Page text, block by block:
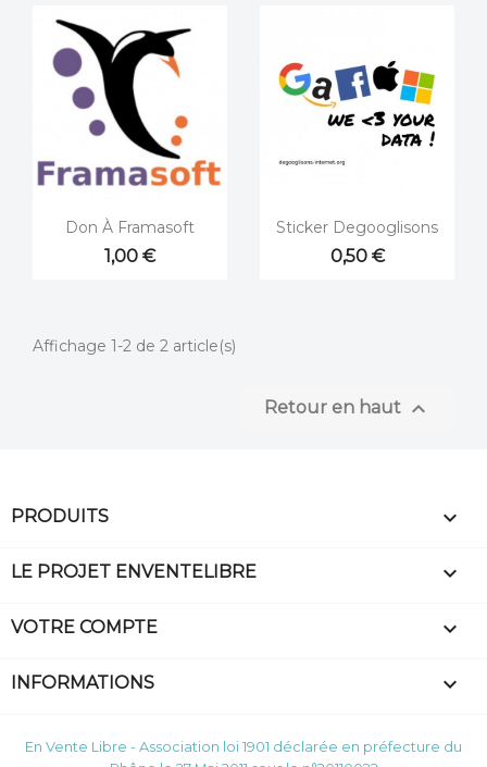
Aperçu rapide
Don À Framasoft
1,00 €
Aperçu rapide
Sticker Degooglisons
0,50 €
Affichage 1-2 de 2 article(s)
Retour en haut 
PRODUITS 
LE PROJET ENVENTELIBRE 
VOTRE COMPTE 
INFORMATIONS keyboard_arrow_down